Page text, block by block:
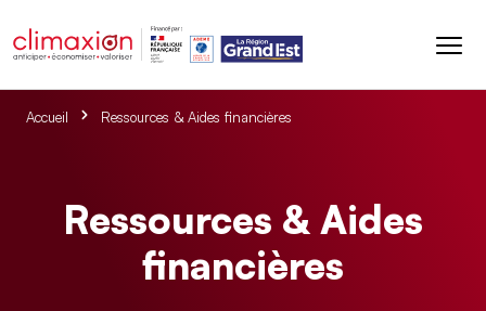
Accueil Ressources & Aides financières
Ressources & Aides
financières